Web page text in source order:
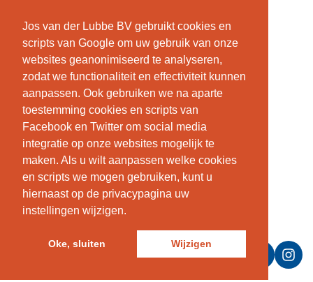
Jos van der Lubbe BV gebruikt cookies en
scripts van Google om uw gebruik van onze
websites geanonimiseerd te analyseren,
zodat we functionaliteit en effectiviteit kunnen
aanpassen. Ook gebruiken we na aparte
toestemming cookies en scripts van
Facebook en Twitter om social media
integratie op onze websites mogelijk te
maken. Als u wilt aanpassen welke cookies
en scripts we mogen gebruiken, kunt u
hiernaast op de privacypagina uw
instellingen wijzigen.
Oke, sluiten Wijzigen
Jos van der Lubbe
Jos van der Lubbe Projecten BV
Verbreepark 35
2731 BR Benthuizen
T +31 (0)79 3434309
info@josvanderlubbe.nl
KVK: 32091095
BTW: NL8107.10.651.B01